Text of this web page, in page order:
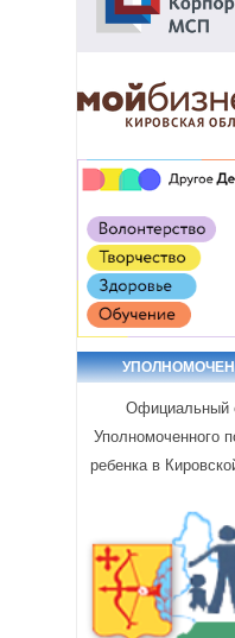
Официальный
Уполномоченного
ребенка в